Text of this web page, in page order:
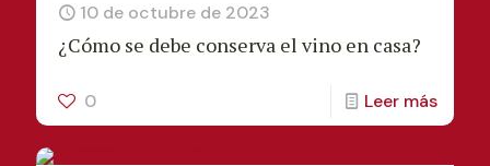
10 de octubre de 2023
¿Cómo se debe conserva el vino en casa?
0 Leer más